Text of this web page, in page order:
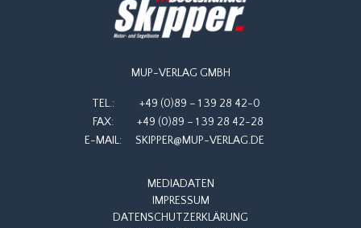
MUP-VERLAG GMBH
TEL.:
+49 (0)89 – 1 39 28 42-0
FAX:
+49 (0)89 – 1 39 28 42-28
E-MAIL:
SKIPPER@MUP-VERLAG.DE
MEDIADATEN
IMPRESSUM
DATENSCHUTZERKLÄRUNG